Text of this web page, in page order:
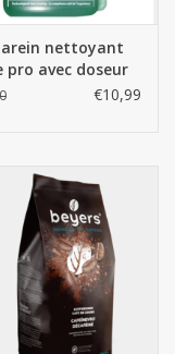
nettoyant
pro avec doseur
1L
€10,99